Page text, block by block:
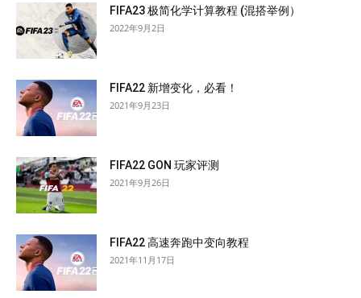
FIFA23 极简化学计算教程 (混搭举例）
2022年9月2日
FIFA22 新增变化，必看！
2021年9月23日
FIFA22 GON 玩家评测
2021年9月26日
FIFA22 高速奔跑中变向教程
2021年11月17日